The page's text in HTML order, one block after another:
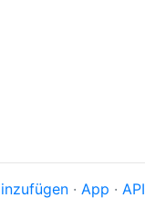
· App · API